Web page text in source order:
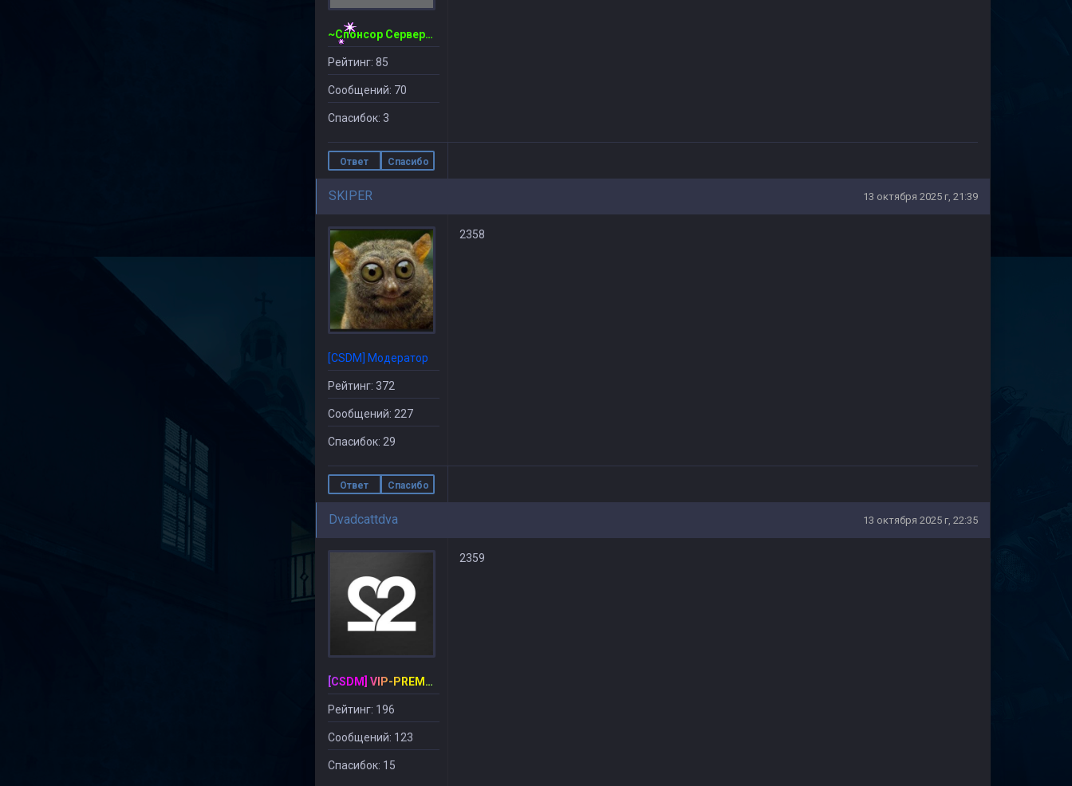
~Спонсор Сервера~ CSDM ©
Рейтинг: 85
Сообщений: 70
Спасибок: 3
Ответ Спасибо
SKIPER 13 октября 2025 г, 21:39
[CSDM] Модератор
Рейтинг: 372
Сообщений: 227
Спасибок: 29
2358
Ответ Спасибо
Dvadcattdva 13 октября 2025 г, 22:35
[CSDM] VIP-PREMIUM
Рейтинг: 196
Сообщений: 123
Спасибок: 15
2359